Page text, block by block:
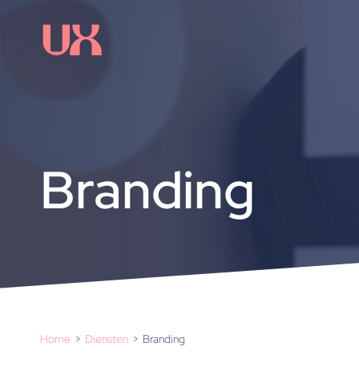
Branding
Home Diensten Branding